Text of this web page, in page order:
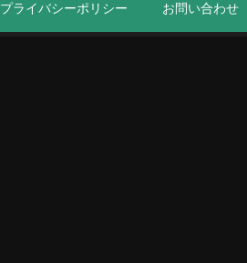
プライバシーポリシー お問い合わせ